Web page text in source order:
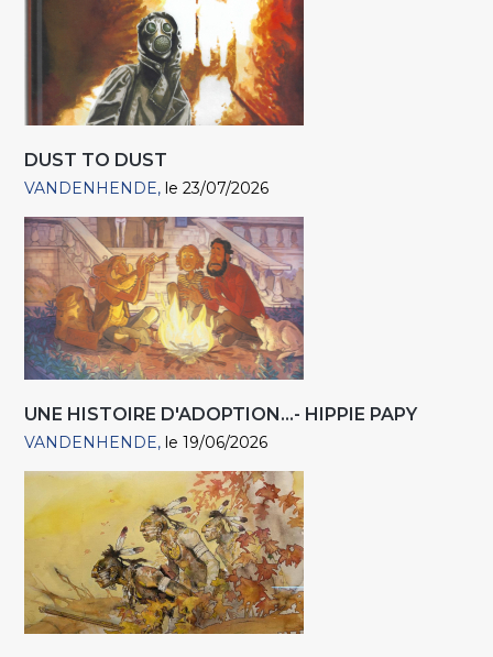
DUST TO DUST
VANDENHENDE le 23/07/2026
UNE HISTOIRE D'ADOPTION...- HIPPIE PAPY
VANDENHENDE le 19/06/2026